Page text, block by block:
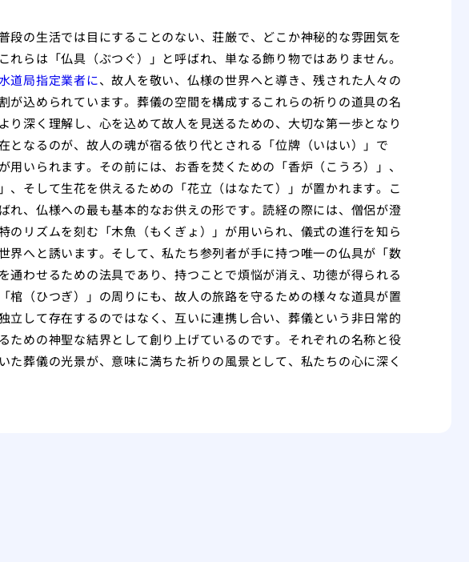
段の生活では目にすることのない、荘厳で、どこか神秘的な雰囲気を
れらは「仏具（ぶつぐ）」と呼ばれ、単なる飾り物ではありません。
道局指定業者に、故人を敬い、仏様の世界へと導き、残された人々の
が込められています。葬儀の空間を構成するこれらの祈りの道具の名
り深く理解し、心を込めて故人を見送るための、大切な第一歩となり
となるのが、故人の魂が宿る依り代とされる「位牌（いはい）」で
いられます。その前には、お香を焚くための「香炉（こうろ）」、
、そして生花を供えるための「花立（はなたて）」が置かれます。こ
れ、仏様への最も基本的なお供えの形です。読経の際には、僧侶が澄
のリズムを刻む「木魚（もくぎょ）」が用いられ、儀式の進行を知ら
界へと誘います。そして、私たち参列者が手に持つ唯一の仏具が「数
通わせるための法具であり、持つことで煩悩が消え、功徳が得られる
棺（ひつぎ）」の周りにも、故人の旅路を守るための様々な道具が置
立して存在するのではなく、互いに連携し合い、葬儀という非日常的
ための神聖な結界として創り上げているのです。それぞれの名称と役
た葬儀の光景が、意味に満ちた祈りの風景として、私たちの心に深く